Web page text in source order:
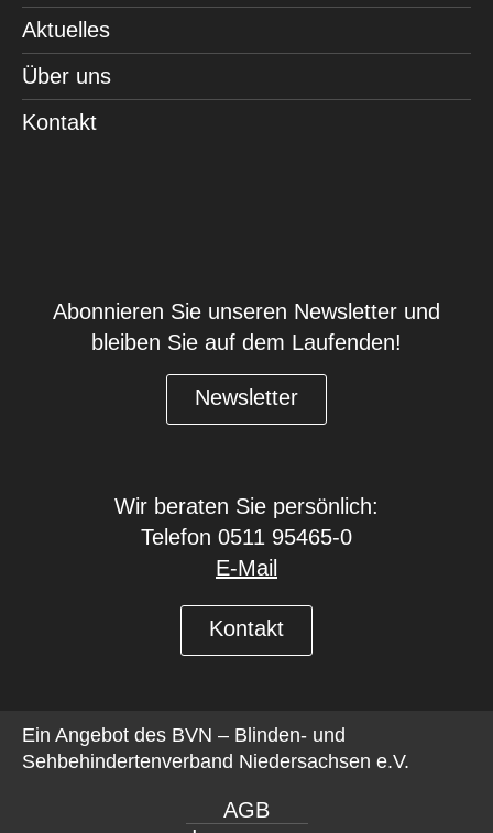
Aktuelles
Über uns
Kontakt
Abonnieren Sie unseren Newsletter und
bleiben Sie auf dem Laufenden!
Newsletter
Wir beraten Sie persönlich:
Telefon 0511 95465-0
E-Mail
Kontakt
Ein Angebot des BVN – Blinden- und
Sehbehindertenverband Niedersachsen e.V.
AGB